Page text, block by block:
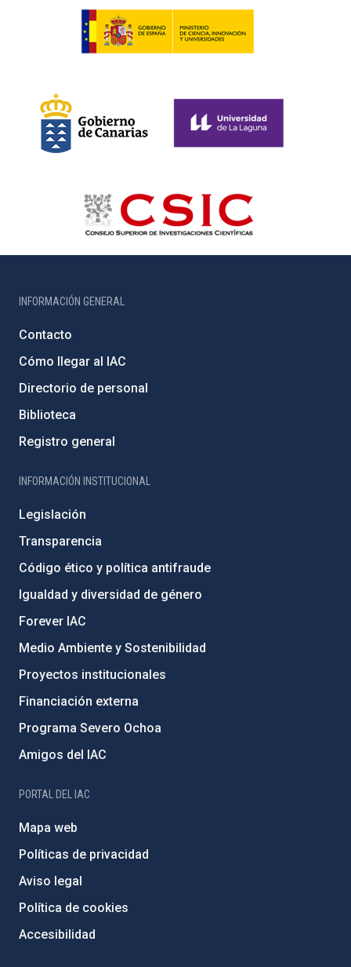
INFORMACIÓN GENERAL
Contacto
Cómo llegar al IAC
Directorio de personal
Biblioteca
Registro general
INFORMACIÓN INSTITUCIONAL
Legislación
Transparencia
Código ético y política antifraude
Igualdad y diversidad de género
Forever IAC
Medio Ambiente y Sostenibilidad
Proyectos institucionales
Financiación externa
Programa Severo Ochoa
Amigos del IAC
PORTAL DEL IAC
Mapa web
Políticas de privacidad
Aviso legal
Política de cookies
Accesibilidad